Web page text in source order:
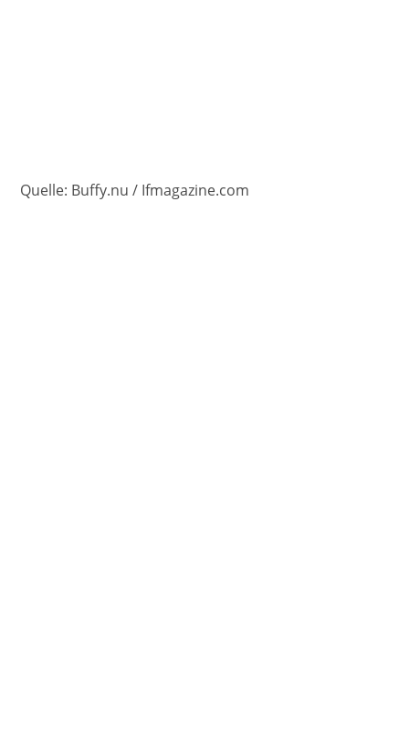
Quelle: Buffy.nu / Ifmagazine.com